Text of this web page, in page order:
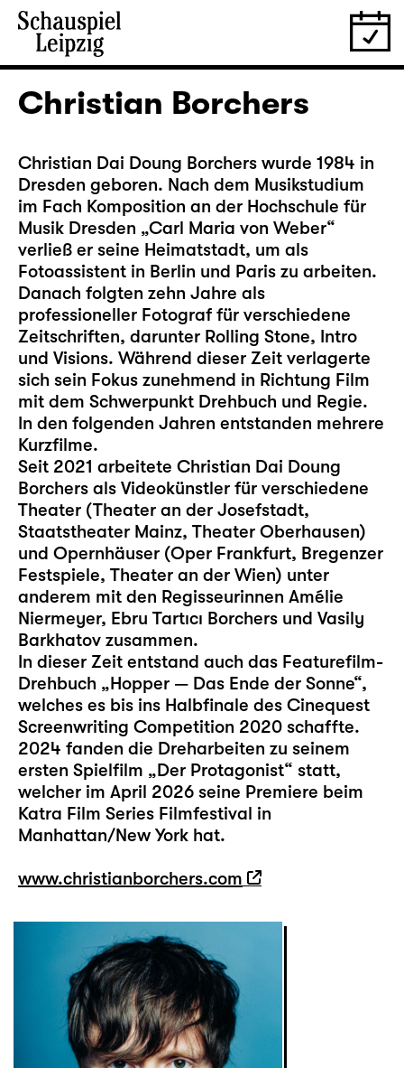
Christian Borchers
Christian Dai Doung Borchers wurde 1984 in
Dresden geboren. Nach dem Musikstudium
im Fach Komposition an der Hochschule für
Musik Dresden „Carl Maria von Weber“
verließ er seine Heimatstadt, um als
Fotoassistent in Berlin und Paris zu arbeiten.
Danach folgten zehn Jahre als
professioneller Fotograf für verschiedene
Zeitschriften, darunter Rolling Stone, Intro
und Visions. Während dieser Zeit verlagerte
sich sein Fokus zunehmend in Richtung Film
mit dem Schwerpunkt Drehbuch und Regie.
In den folgenden Jahren entstanden mehrere
Kurzfilme.
Seit 2021 arbeitete Christian Dai Doung
Borchers als Videokünstler für verschiedene
Theater (Theater an der Josefstadt,
Staatstheater Mainz, Theater Oberhausen)
und Opernhäuser (Oper Frankfurt, Bregenzer
Festspiele, Theater an der Wien) unter
anderem mit den Regisseurinnen Amélie
Niermeyer, Ebru Tartıcı Borchers und Vasily
Barkhatov zusammen.
In dieser Zeit entstand auch das Featurefilm-
Drehbuch „Hopper — Das Ende der Sonne“,
welches es bis ins Halbfinale des Cinequest
Screenwriting Competition 2020 schaffte.
2024 fanden die Dreharbeiten zu seinem
ersten Spielfilm „Der Protagonist“ statt,
welcher im April 2026 seine Premiere beim
Katra Film Series Filmfestival in
Manhattan/New York hat.
www.christianborchers.com